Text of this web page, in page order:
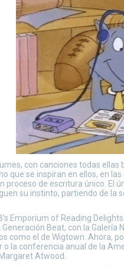
con canciones todas
que se inspiran en ellos, en
proceso de escritura único.
su instinto, partiendo de
Emporium of Reading
Beat, con la
como el de Wigtown. Ahora,
la conferencia anual de la
Atwood.